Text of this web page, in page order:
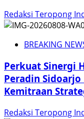
Redaksi Teropong
BREAKING
Perkuat Sinergi
Peradin
Kemitraan
Redaksi Teropong